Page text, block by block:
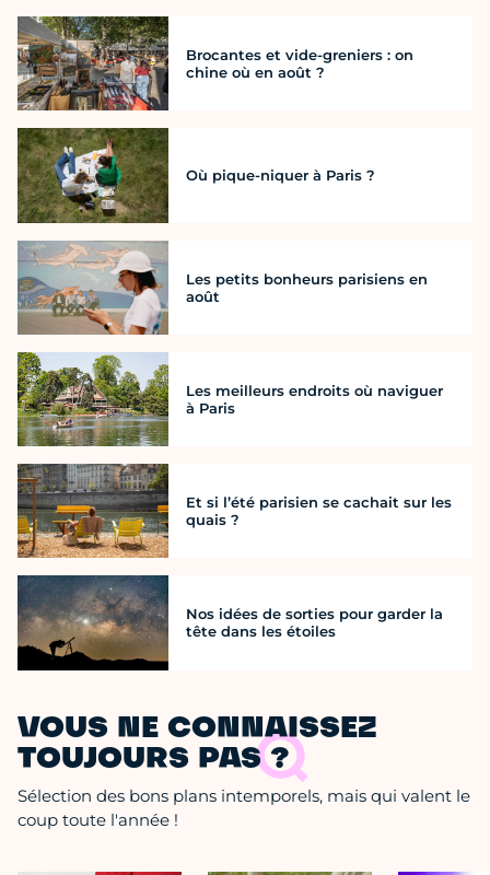
Brocantes et vide-greniers : on
chine où en août ?
Où pique-niquer à Paris ?
Les petits bonheurs parisiens en
août
Les meilleurs endroits où naviguer
à Paris
Et si l’été parisien se cachait sur les
quais ?
Nos idées de sorties pour garder la
tête dans les étoiles
VOUS NE CONNAISSEZ
TOUJOURS PAS ?
Sélection des bons plans intemporels, mais qui valent le
coup toute l'année !